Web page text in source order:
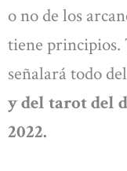
o no de los
tiene principios.
señalará todo del
y del tarot del
2022.